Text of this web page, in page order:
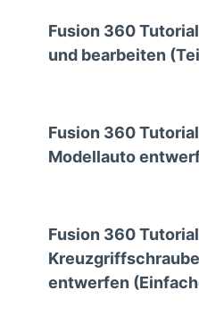
Fusion 360
und bearbeiten
Fusion 360
Modellauto
Fusion 360
entwerfen